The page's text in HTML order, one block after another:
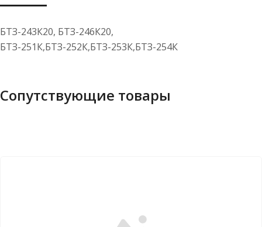
БТЗ-243К20, БТЗ-246К20,
БТЗ-251К,БТЗ-252К,БТЗ-253К,БТЗ-254К
Сопутствующие товары